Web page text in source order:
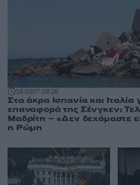
18:5307.08.26
Στα άκρα Ισπανία και Ιταλία
επαναφορά της Σένγκεν:
Μαδρίτη – «Δεν δεχόμαστε
η Ρώμη